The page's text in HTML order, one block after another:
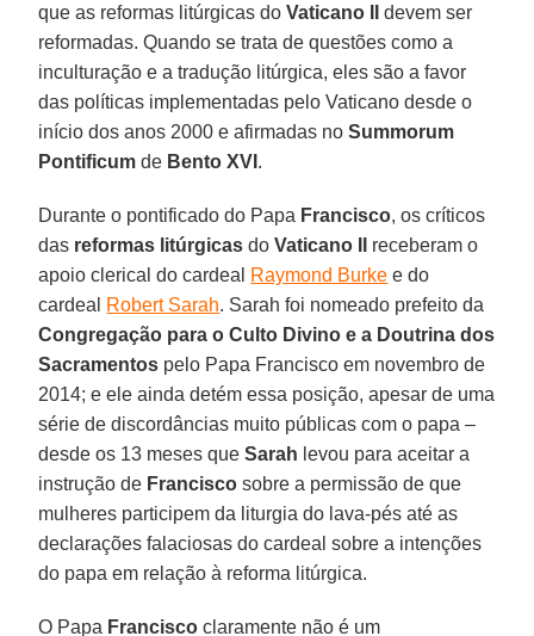
que as reformas litúrgicas doVaticano II
devem ser
reformadas. Quando se trata de questões como a
inculturação e a tradução litúrgica, eles são a favor
das políticas implementadas pelo Vaticano desde o
início dos anos 2000 e afirmadas noSummorum
Pontificum de Bento XVI .
Durante o pontificado do Papa Francisco, os críticos
das reformas litúrgicas doVaticano II
receberam o
apoio clerical do cardeal Raymond Burke e do
cardeal Robert Sarah. Sarah foi nomeado prefeito da
Congregação para o Culto Divino e a Doutrina dos
Sacramentos pelo Papa Francisco em novembro de
2014; e ele ainda detém essa posição, apesar de uma
série de discordâncias muito públicas com o papa –
desde os 13 meses queSarah levou para aceitar a
instrução de Francisco sobre a permissão de que
mulheres participem da liturgia do lava-pés até as
declarações falaciosas do cardeal sobre a intenções
do papa em relação à reforma litúrgica.
O Papa Francisco claramente não é um